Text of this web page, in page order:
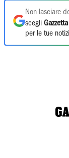
Non lasciare
scegli
per le tue